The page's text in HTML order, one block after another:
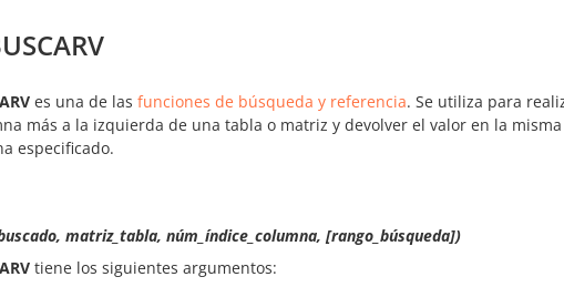
es una de las funciones de búsqueda y referencia. Se utiliza para
más a la izquierda de una tabla o matriz y devolver el valor en la
especificado.
matriz_tabla, núm_índice_columna, [rango_búsqueda])
tiene los siguientes argumentos: